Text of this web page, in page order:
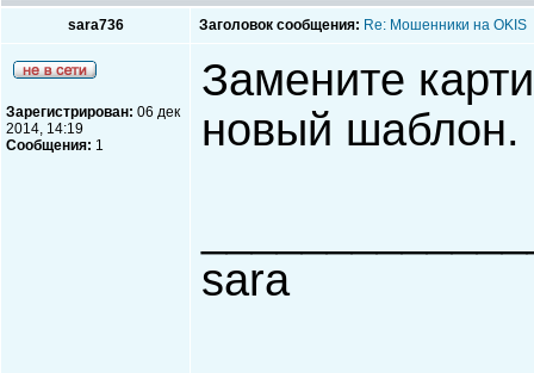
sara736 Заголовок сообщения: Re: Мошенники на OKIS
Зарегистрирован: 06 дек
2014, 14:19
Сообщения: 1
Замените
новый шаблон.
sara